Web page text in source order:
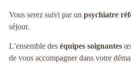
Vous serez suivi par un psychiatre
séjour.
L’ensemble des équipes soignantes
de vous accompagner dans votre